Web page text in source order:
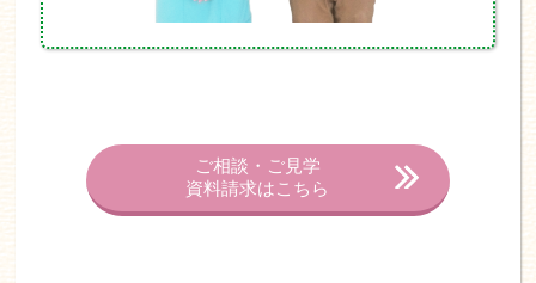
ご相談・ご見学
資料請求はこちら